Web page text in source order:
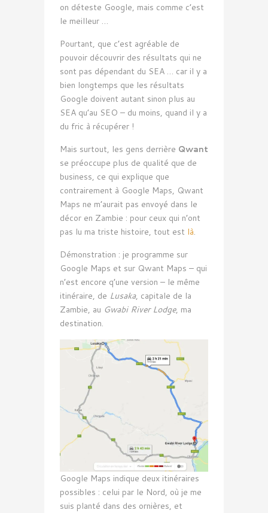
on déteste Google, mais comme c’est
le meilleur …
Pourtant, que c’est agréable de
pouvoir découvrir des résultats qui ne
sont pas dépendant du SEA … car il y a
bien longtemps que les résultats
Google doivent autant sinon plus au
SEA qu’au SEO – du moins, quand il y a
du fric à récupérer !
Mais surtout, les gens derrière Qwant
se préoccupe plus de qualité que de
business, ce qui explique que
contrairement à Google Maps, Qwant
Maps ne m’aurait pas envoyé dans le
décor en Zambie : pour ceux qui n’ont
pas lu ma triste histoire, tout est là.
Démonstration : je programme sur
Google Maps et sur Qwant Maps – qui
n’est encore q’une version – le même
itinéraire, de Lusaka, capitale de la
Zambie, au Gwabi River Lodge, ma
destination.
Google Maps indique deux itinéraires
possibles : celui par le Nord, où je me
suis planté dans des ornières, et